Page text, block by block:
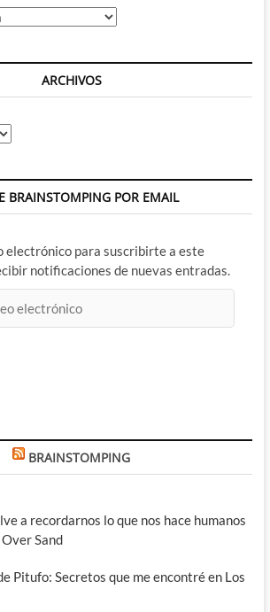
ARCHIVOS
BRAINSTOMPING POR EMAIL
electrónico para suscribirte a este
notificaciones de nuevas entradas.
BRAINSTOMPING
a recordarnos lo que nos hace humanos
Sand
Pitufo: Secretos que me encontré en Los